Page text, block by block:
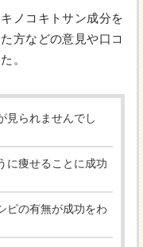
ノコキトサン成分を
方などの意見や口コ
。
見られませんでし
に痩せることに成功
ピの有無が成功をわ